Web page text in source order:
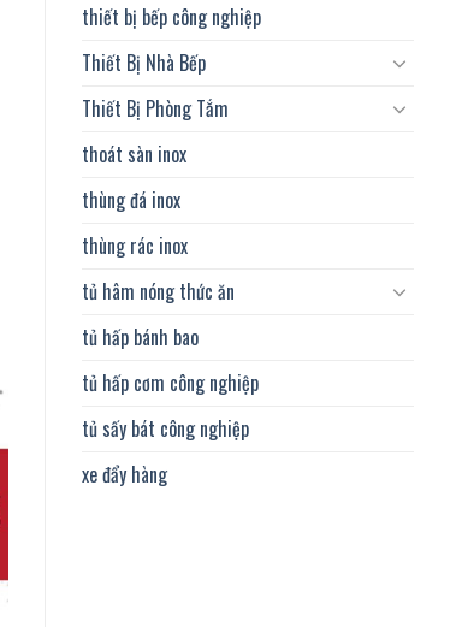
thiết bị bếp công nghiệp
Thiết Bị Nhà Bếp
Thiết Bị Phòng Tắm
thoát sàn inox
thùng đá inox
thùng rác inox
tủ hâm nóng thức ăn
tủ hấp bánh bao
tủ hấp cơm công nghiệp
tủ sấy bát công nghiệp
xe đẩy hàng